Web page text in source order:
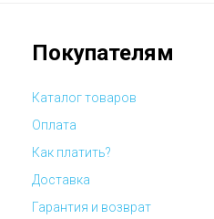
Покупателям
Каталог товаров
Оплата
Как платить?
Доставка
Гарантия и возврат